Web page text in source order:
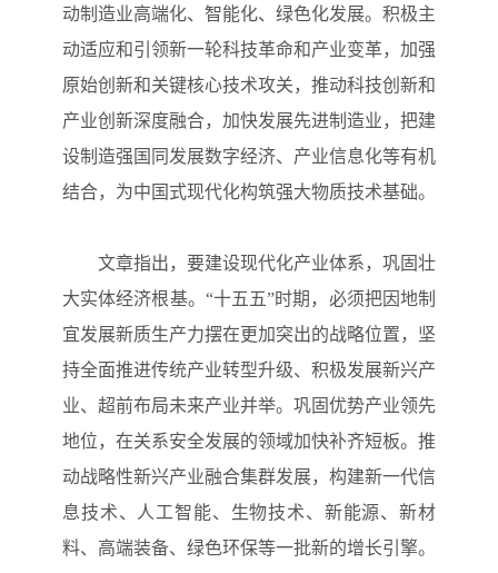
动制造业高端化、智能化、绿色化发展。积极主
动适应和引领新一轮科技革命和产业变革，加强
原始创新和关键核心技术攻关，推动科技创新和
产业创新深度融合，加快发展先进制造业，把建
设制造强国同发展数字经济、产业信息化等有机
结合，为中国式现代化构筑强大物质技术基础。
文章指出，要建设现代化产业体系，巩固壮
大实体经济根基。“十五五”时期，必须把因地制
宜发展新质生产力摆在更加突出的战略位置，坚
持全面推进传统产业转型升级、积极发展新兴产
业、超前布局未来产业并举。巩固优势产业领先
地位，在关系安全发展的领域加快补齐短板。推
动战略性新兴产业融合集群发展，构建新一代信
息技术、人工智能、生物技术、新能源、新材
料、高端装备、绿色环保等一批新的增长引擎。